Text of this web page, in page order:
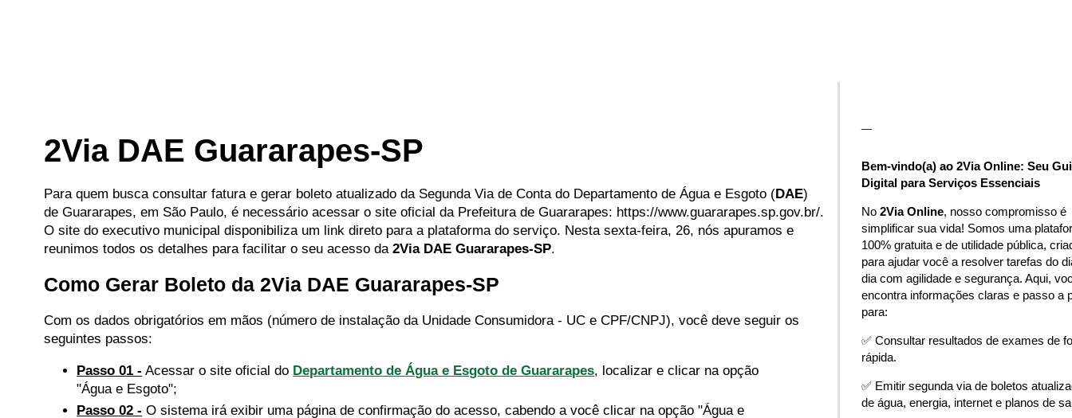
2Via DAE Guararapes-SP
Para quem busca consultar fatura e gerar boleto atualizado da Segunda Via de Conta do Departamento de Água e Esgoto (DAE)
de Guararapes, em São Paulo, é necessário acessar o site oficial da Prefeitura de Guararapes: https://www.guararapes.sp.gov.br/.
O site do executivo municipal disponibiliza um link direto para a plataforma do serviço. Nesta sexta-feira, 26, nós apuramos e
reunimos todos os detalhes para facilitar o seu acesso da 2Via DAE Guararapes-SP.
Como Gerar Boleto da 2Via DAE Guararapes-SP
Com os dados obrigatórios em mãos (número de instalação da Unidade Consumidora - UC e CPF/CNPJ), você deve seguir os
seguintes passos:
Passo 01 - Acessar o site oficial do Departamento de Água e Esgoto de Guararapes, localizar e clicar na opção
"Água e Esgoto";
Passo 02 - O sistema irá exibir uma página de confirmação do acesso, cabendo a você clicar na opção "Água e
Bem-vindo(a) ao 2Via Online: Seu
Digital para Serviços Essenciais
No 2Via Online, nosso compromisso é
simplificar sua vida! Somos uma
100% gratuita e de utilidade pública,
para ajudar você a resolver tarefas do
dia com agilidade e segurança. Aqui,
encontra informações claras e passo a
para:
✅ Consultar resultados de exames de
rápida.
✅ Emitir segunda via de boletos
de água, energia, internet e planos de